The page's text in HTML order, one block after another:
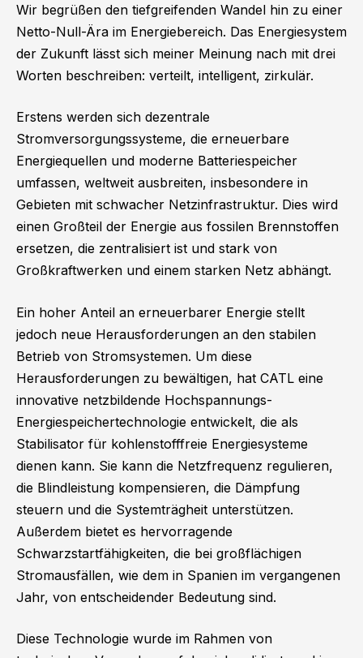
Wir begrüßen den tiefgreifenden Wandel hin zu einer
Netto-Null-Ära im Energiebereich. Das Energiesystem
der Zukunft lässt sich meiner Meinung nach mit drei
Worten beschreiben: verteilt, intelligent, zirkulär.
Erstens werden sich dezentrale
Stromversorgungssysteme, die erneuerbare
Energiequellen und moderne Batteriespeicher
umfassen, weltweit ausbreiten, insbesondere in
Gebieten mit schwacher Netzinfrastruktur. Dies wird
einen Großteil der Energie aus fossilen Brennstoffen
ersetzen, die zentralisiert ist und stark von
Großkraftwerken und einem starken Netz abhängt.
Ein hoher Anteil an erneuerbarer Energie stellt
jedoch neue Herausforderungen an den stabilen
Betrieb von Stromsystemen. Um diese
Herausforderungen zu bewältigen, hat CATL eine
innovative netzbildende Hochspannungs-
Energiespeichertechnologie entwickelt, die als
Stabilisator für kohlenstofffreie Energiesysteme
dienen kann. Sie kann die Netzfrequenz regulieren,
die Blindleistung kompensieren, die Dämpfung
steuern und die Systemträgheit unterstützen.
Außerdem bietet es hervorragende
Schwarzstartfähigkeiten, die bei großflächigen
Stromausfällen, wie dem in Spanien im vergangenen
Jahr, von entscheidender Bedeutung sind.
Diese Technologie wurde im Rahmen von